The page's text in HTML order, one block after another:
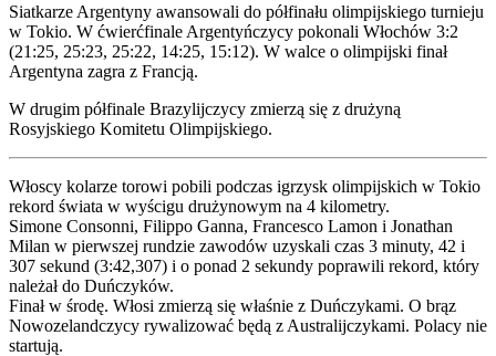
Siatkarze Argentyny awansowali do półfinału olimpijskiego turnieju
w Tokio. W ćwierćfinale Argentyńczycy pokonali Włochów 3:2
(21:25, 25:23, 25:22, 14:25, 15:12). W walce o olimpijski finał
Argentyna zagra z Francją.
W drugim półfinale Brazylijczycy zmierzą się z drużyną
Rosyjskiego Komitetu Olimpijskiego.
Włoscy kolarze torowi pobili podczas igrzysk olimpijskich w Tokio
rekord świata w wyścigu drużynowym na 4 kilometry.
Simone Consonni, Filippo Ganna, Francesco Lamon i Jonathan
Milan w pierwszej rundzie zawodów uzyskali czas 3 minuty, 42 i
307 sekund (3:42,307) i o ponad 2 sekundy poprawili rekord, który
należał do Duńczyków.
Finał w środę. Włosi zmierzą się właśnie z Duńczykami. O brąz
Nowozelandczycy rywalizować będą z Australijczykami. Polacy nie
startują.